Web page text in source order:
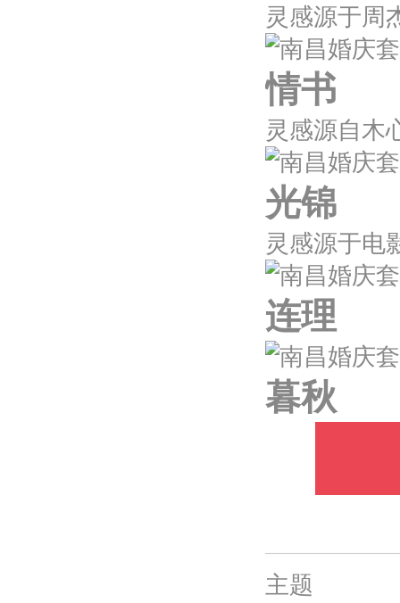
情书
光锦
连理
暮秋
主题